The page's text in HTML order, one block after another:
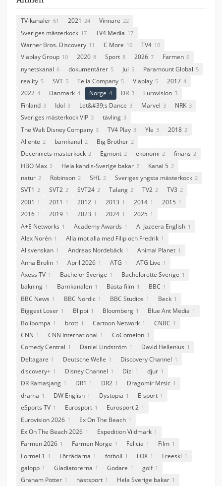
TV-kanaler 61 2021 24 Vinnare 22
Sveriges mästerkock 17 TV4 Media 17
Warner Bros. Discovery 11 C More 10 TV4 10
Viaplay Group 10 2020 8 Sport 8 2026 7 Farmen 6
nyhetskanal 6 dokumentärer 5 Jul 5 Paramount Global 5
reality 5 SVT 5 Telia Company 5 Viaplay 5 2017 4
2022 4 Danmark 4 Norge 4 DR 3 Eurovision 3
Finland 3 Idol 3 Let&#39;s Dance 3 Marvel 3 NRK 3
Sveriges mästerkock VIP 3 tävling 3
The Walt Disney Company 3 TV4 Play 3 Yle 3 2018 2
Allente 2 barnkanal 2 Big Brother 2
Decenniets mästerkock 2 Egmont 2 ekonomi 2 finans 2
HBO Max 2 Hela kändis-Sverige bakar 2 Kanal 5 2
natur 2 Robinson 2 SHL 2 Sveriges yngsta mästerkock 2
SVT1 2 SVT2 2 SVT24 2 Talang 2 TV2 2 TV3 2
2001 1 2011 1 2012 1 2013 1 2014 1 2015 1
2016 1 2019 1 2023 1 2024 1 2025 1
A+E Networks 1 Academy Awards 1 Al Jazeera English 1
Alex Norén 1 Alla mot alla med Filip och Fredrik 1
Allsvenskan 1 Andreas Nordebäck 1 Animal Planet 1
Anna Brolin 1 April 2026 1 ATG 1 ATG Live 1
Axess TV 1 Bachelor Sverige 1 Bachelorette Sverige 1
bakning 1 Barnkanalen 1 Bästa film 1 BBC 1
BBC News 1 BBC Nordic 1 BBC Studios 1 Beck 1
Biggest Loser 1 Blippi 1 Bloomberg 1 Blue Ant Media 1
Bolibompa 1 brott 1 Cartoon Network 1 CNBC 1
CNN 1 CNN International 1 CoComelon 1
Comedy Central 1 Daniel Lindström 1 David Hellenius 1
Deltagare 1 Deutsche Welle 1 Discovery Channel 1
discovery+ 1 Disney Channel 1 Dizi 1 djur 1
DR Ramasjang 1 DR1 1 DR2 1 Dragomir Mrsic 1
drama 1 DW English 1 Dystopia 1 E-sport 1
eSports TV 1 Eurosport 1 Eurosport 2 1
Eurovision 2026 1 Ex On The Beach 1
Ex On The Beach 2026 1 Expedition Vildmark 1
Farmen 2026 1 Farmen Norge 1 Felicia 1 Film 1
Formel 1 1 Förrädarna 1 fotboll 1 FOX 1 Freeski 1
galopp 1 Gladiatorerna 1 Godare 1 golf 1
Graham Potter 1 hästsport 1 Hela Sverige bakar 1